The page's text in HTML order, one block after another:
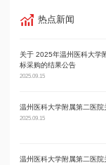
热点新闻
关于 2025年温州医科大学
标采购的结果公告
2025.09.15
温州医科大学附属第二医院
2025.09.15
温州医科大学附属第二医院